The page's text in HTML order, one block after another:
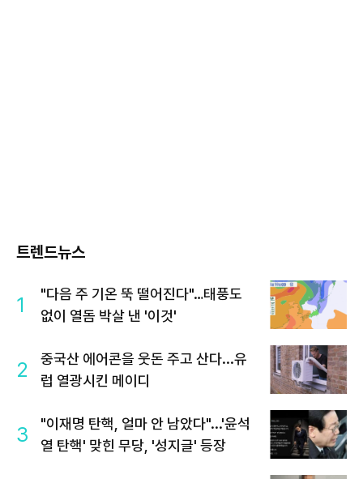
트렌드뉴스
1
"다음 주 기온 뚝 떨어진다"…태풍도
없이 열돔 박살 낸 '이것'
2
중국산 에어콘을 웃돈 주고 산다...유
럽 열광시킨 메이디
3
"이재명 탄핵, 얼마 안 남았다"...'윤석
열 탄핵' 맞힌 무당, '성지글' 등장